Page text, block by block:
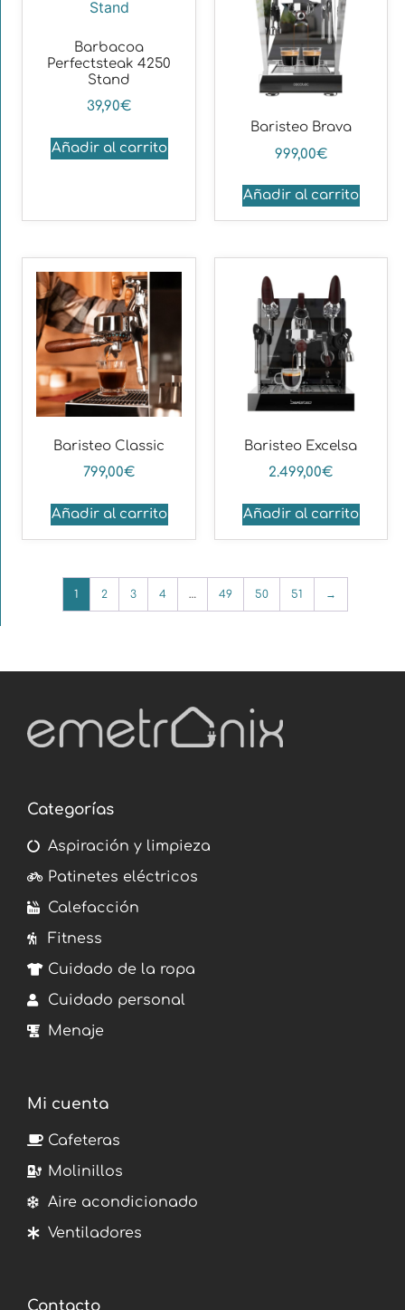
Barbacoa
Perfectsteak 4250
Stand
39,90€
Añadir al carrito
Baristeo Brava
999,00€
Añadir al carrito
Baristeo Classic
799,00€
Añadir al carrito
Baristeo Excelsa
2.499,00€
Añadir al carrito
1 2 3 4 … 49 50 51 →
Categorías
Aspiración y limpieza
Patinetes eléctricos
Calefacción
Fitness
Cuidado de la ropa
Cuidado personal
Menaje
Mi cuenta
Cafeteras
Molinillos
Aire acondicionado
Ventiladores
Contacto